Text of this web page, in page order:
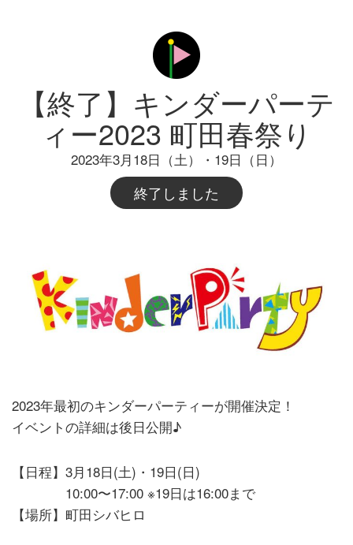
【終了】キンダーパーテ
ィー2023 町田春祭り
2023年3月18日（土）・19日（日）
終了しました
2023年最初のキンダーパーティーが開催決定！
イベントの詳細は後日公開♪
【日程】3月18日(土)・19日(日)
10:00〜17:00 ※19日は16:00まで
【場所】町田シバヒロ